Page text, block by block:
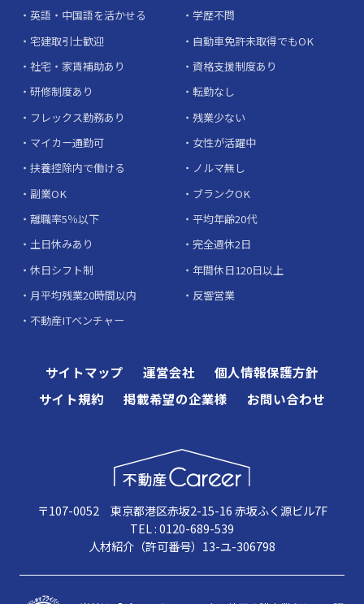
英語・中国語を活かせる
学歴不問
宅建取引士歓迎
自動車免許未取得でもOK
社宅・家賃補助あり
資格支援制度あり
研修制度あり
転勤なし
フレックス勤務あり
残業少ない
マイカー通勤可
女性が活躍中
扶養控除内で働ける
ノルマ無し
副業OK
ブランクOK
離職率5％以下
平均年齢20代
土日休みあり
完全週休2日
休日シフト制
年間休日120日以上
月平均残業20時間以内
反響営業
不動産ITベンチャー
サイトマップ 運営会社
個人情報保護方針
サイト規約
掲載希望の企業様 お問い合わせ
〒107-0052 東京都港区赤坂2-15-16 赤坂ふく源ビル7F
TEL : 0120-689-539
人材紹介（許可番号）13-ユ-306798